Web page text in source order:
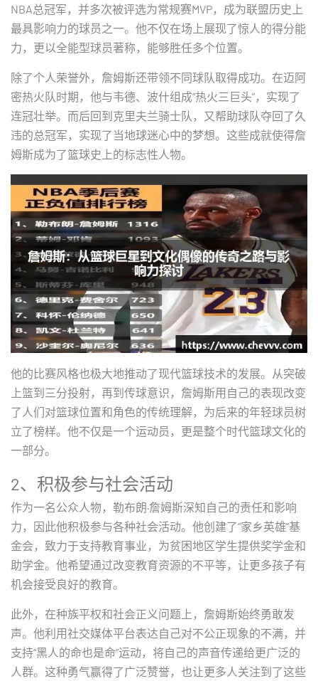
NBA总冠军，并多次被评选为常规赛MVP，成为联盟历史上
最具影响力的球员之一。他不仅在场上展现了惊人的得分能
力，更以全能型球员著称，能够胜任多个位置。
除了个人荣誉外，詹姆斯还带领不同球队取得成功。在迈阿
密热火队时期，他与韦德、波什组成“热火三巨头”，实现了
连冠壮举。而后回到克里夫兰骑士队，又帮助球队夺回了久
违的总冠军，实现了当地球迷心中的梦想。这些成就使得詹
姆斯成为了篮球史上的标志性人物。
他的比赛风格也极大地推动了现代篮球技术的发展。从突破
上篮到三分投射，再到传球意识，詹姆斯用自己的表现改变
了人们对篮球位置和角色的传统理解，为后来的年轻球员树
立了榜样。他不仅是一个运动员，更是整个时代篮球文化的
一部分。
2、积极参与社会活动
作为一名公众人物，勒布朗·詹姆斯深知自己的责任和影响
力，因此他积极参与各种社会活动。他创建了“家乡英雄”基
金会，致力于支持教育事业，为贫困地区学生提供奖学金和
助学金。他希望通过改变教育资源的不平等，让更多孩子有
机会接受良好的教育。
此外，在种族平权和社会正义问题上，詹姆斯始终勇敢发
声。他利用社交媒体平台表达自己对不公正现象的不满，并
支持“黑人的命也是命”运动，将自己的声音传递给更广泛的
人群。这种勇气赢得了广泛赞誉，也让更多人关注到了这些